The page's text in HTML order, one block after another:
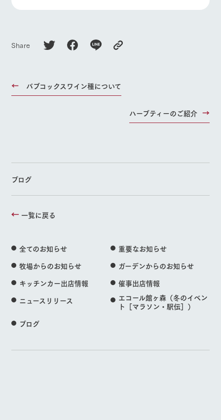
Share
バブコックスワイン種について
ハーブティーのご紹介
ブログ
一覧に戻る
全てのお知らせ
重要なお知らせ
牧場からのお知らせ
ガーデンからのお知らせ
キッチンカー出店情報
催事出店情報
ニュースリリース
エコール館ヶ森（冬のイベン
ト［マラソン・駅伝］）
ブログ